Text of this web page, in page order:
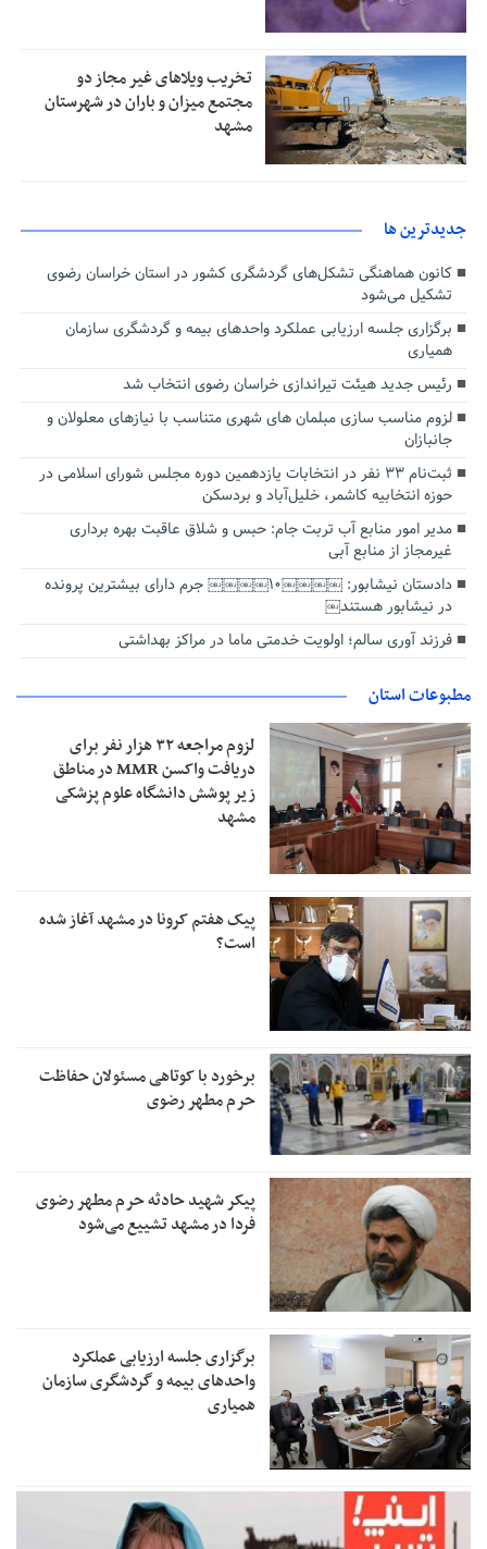
تخریب ویلاهای غیر مجاز دو
مجتمع میزان و باران در شهرستان
مشهد
جديدترين ها
کانون هماهنگی تشکل‌های گردشگری کشور در استان خراسان رضوی
تشکیل می‌شود
برگزاری جلسه ارزیابی عملکرد واحدهای بیمه و گردشگری سازمان
همیاری
رئیس جدید هیئت تیراندازی خراسان رضوی انتخاب شد
لزوم مناسب سازی مبلمان های شهری متناسب با نیازهای معلولان و
جانبازان
ثبت‌نام ۳۳ نفر در انتخابات یازدهمین دوره مجلس شورای اسلامی در
حوزه انتخابیه کاشمر، خلیل‌آباد و بردسکن
مدیر امور منابع آب تربت جام: حبس و شلاق عاقبت بهره برداری
غیرمجاز از منابع آبی
دادستان نیشابور: ￼￼￼￼۱۰￼￼￼￼ جرم دارای بیشترین پرونده
در نیشابور هستند￼
فرزند آوری سالم؛ اولویت خدمتی ماما در مراکز بهداشتی
مطبوعات استان
لزوم مراجعه ۳۲ هزار نفر برای
دریافت واکسن MMR در مناطق
زیر پوشش دانشگاه علوم پزشکی
مشهد
پیک هفتم کرونا در مشهد آغاز شده
است؟
برخورد با کوتاهی مسئولان حفاظت
حرم مطهر رضوی
پیکر شهید حادثه حرم مطهر رضوی
فردا در مشهد تشییع می‌شود
برگزاری جلسه ارزیابی عملکرد
واحدهای بیمه و گردشگری سازمان
همیاری